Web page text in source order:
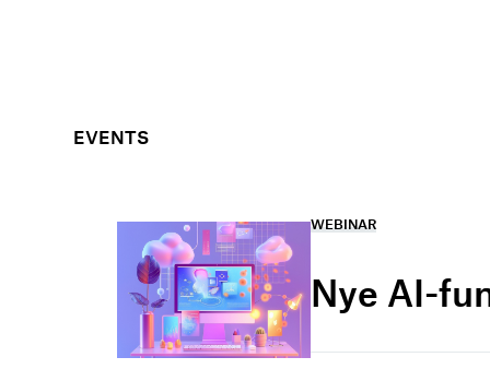
EVENTS
WEBINAR
Nye AI-